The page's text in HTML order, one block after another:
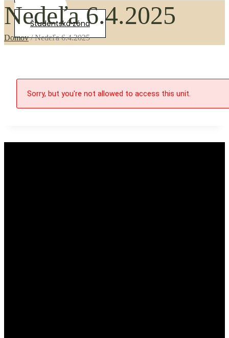
0,00€
Študentská zóna
Nedeľa 6.4.2025
Domov / Nedeľa 6.4.2025
Sorry, but you're not allowed to access this unit.